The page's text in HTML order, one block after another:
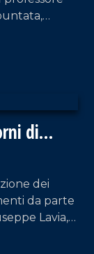
capo di
di
dei
da parte
Lavia,